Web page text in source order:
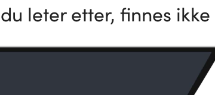
leter etter, finnes ikke